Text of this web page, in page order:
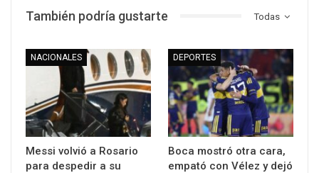
Todas
También podría gustarte
NACIONALES
Messi volvió a Rosario
para despedir a su
DEPORTES
Boca mostró otra cara,
empató con Vélez y dejó